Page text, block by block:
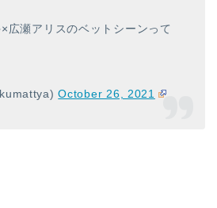
広瀬アリスのベットシーンって
October 26, 2021